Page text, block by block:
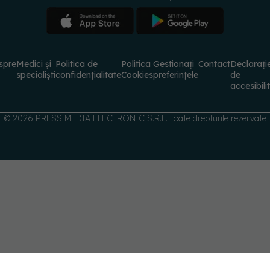
specialiști confidențialitate Cookies preferințele
de